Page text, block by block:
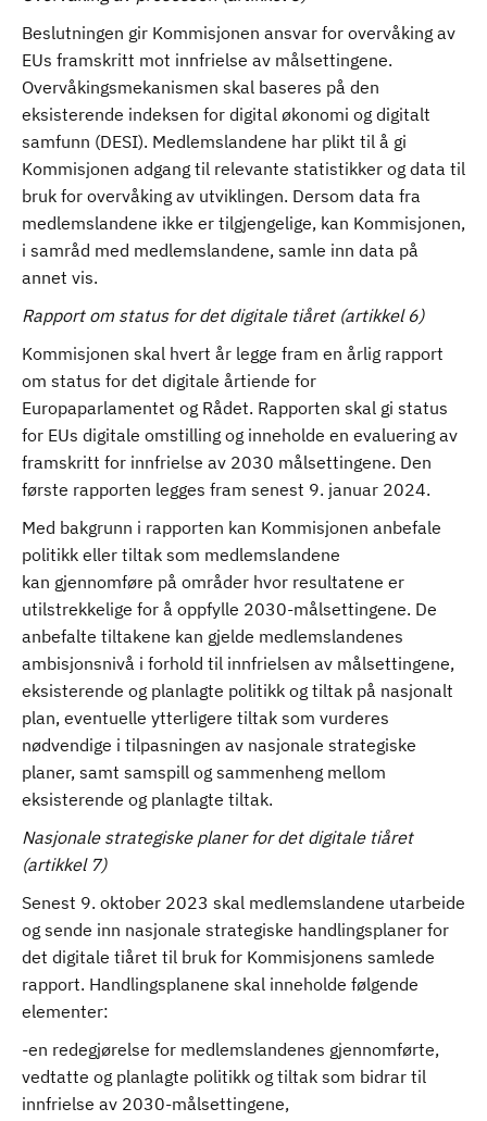
Beslutningen gir Kommisjonen ansvar for overvåking av
EUs framskritt mot innfrielse av målsettingene.
Overvåkingsmekanismen skal baseres på den
eksisterende indeksen for digital økonomi og digitalt
samfunn (DESI). Medlemslandene har plikt til å gi
Kommisjonen adgang til relevante statistikker og data til
bruk for overvåking av utviklingen. Dersom data fra
medlemslandene ikke er tilgjengelige, kan Kommisjonen,
i samråd med medlemslandene, samle inn data på
annet vis.
Rapport om status for det digitale tiåret (artikkel 6)
Kommisjonen skal hvert år legge fram en årlig rapport
om status for det digitale årtiende for
Europaparlamentet og Rådet. Rapporten skal gi status
for EUs digitale omstilling og inneholde en evaluering av
framskritt for innfrielse av 2030 målsettingene. Den
første rapporten legges fram senest 9. januar 2024.
Med bakgrunn i rapporten kan Kommisjonen anbefale
politikk eller tiltak som medlemslandene
kan gjennomføre på områder hvor resultatene er
utilstrekkelige for å oppfylle 2030-målsettingene. De
anbefalte tiltakene kan gjelde medlemslandenes
ambisjonsnivå i forhold til innfrielsen av målsettingene,
eksisterende og planlagte politikk og tiltak på nasjonalt
plan, eventuelle ytterligere tiltak som vurderes
nødvendige i tilpasningen av nasjonale strategiske
planer, samt samspill og sammenheng mellom
eksisterende og planlagte tiltak.
Nasjonale strategiske planer for det digitale tiåret
(artikkel 7)
Senest 9. oktober 2023 skal medlemslandene utarbeide
og sende inn nasjonale strategiske handlingsplaner for
det digitale tiåret til bruk for Kommisjonens samlede
rapport. Handlingsplanene skal inneholde følgende
elementer:
-en redegjørelse for medlemslandenes gjennomførte,
vedtatte og planlagte politikk og tiltak som bidrar til
innfrielse av 2030-målsettingene,